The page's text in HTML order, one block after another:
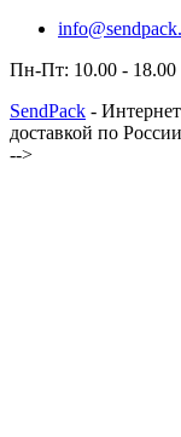
Пн-Пт: 10.00 - 18.00
SendPack -
доставкой по
-->